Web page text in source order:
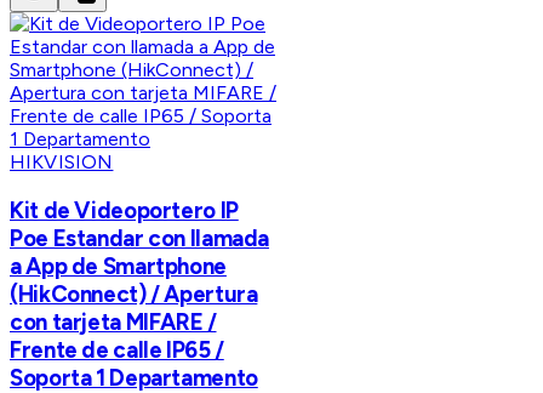
HIKVISION
Kit de Videoportero IP
Poe Estandar con llamada
a App de Smartphone
(HikConnect) / Apertura
con tarjeta MIFARE /
Frente de calle IP65 /
Soporta 1 Departamento